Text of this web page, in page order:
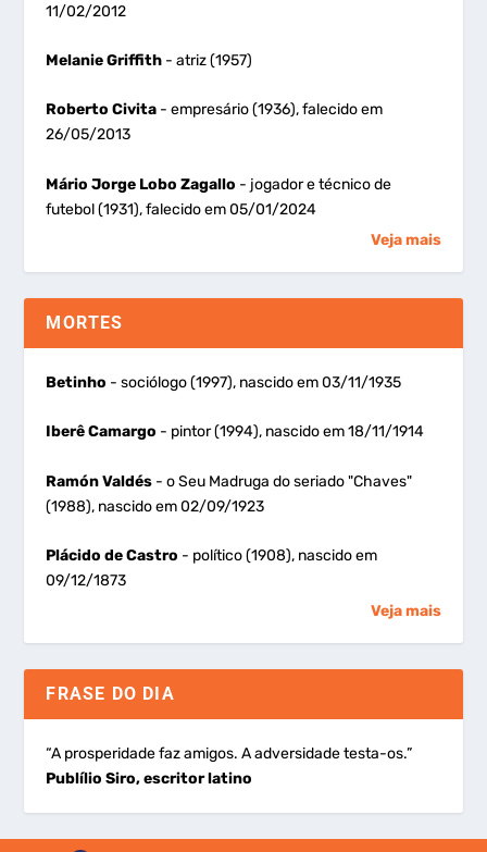
11/02/2012
Melanie Griffith - atriz (1957)
Roberto Civita - empresário (1936), falecido em
26/05/2013
Mário Jorge Lobo Zagallo - jogador e técnico de
futebol (1931), falecido em 05/01/2024
Veja mais
MORTES
Betinho - sociólogo (1997), nascido em 03/11/1935
Iberê Camargo - pintor (1994), nascido em 18/11/1914
Ramón Valdés - o Seu Madruga do seriado "Chaves"
(1988), nascido em 02/09/1923
Plácido de Castro - político (1908), nascido em
09/12/1873
Veja mais
FRASE DO DIA
“A prosperidade faz amigos. A adversidade testa-os.”
Publílio Siro, escritor latino